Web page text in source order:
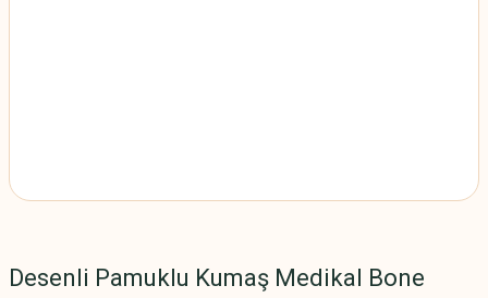
Desenli Pamuklu Kumaş Medikal Bone